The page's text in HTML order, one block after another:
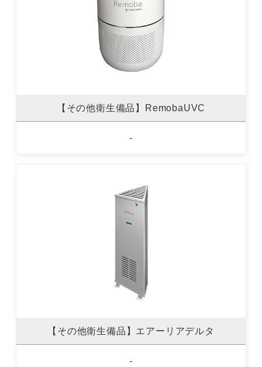
【その他衛生備品】RemobaUVC
-
【その他衛生備品】エアーリアデルタ
-